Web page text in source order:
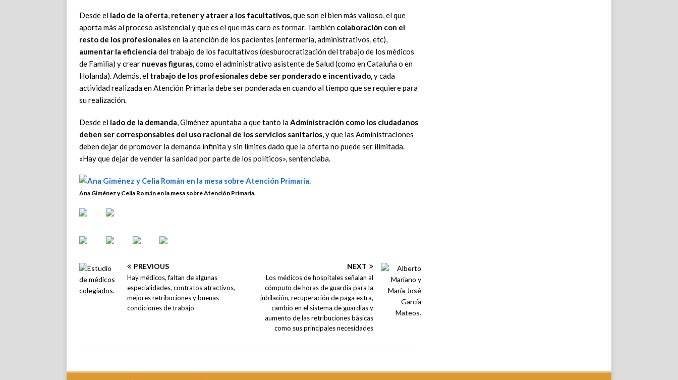
Desde el lado de la oferta, retener y atraer a los facultativos,que son el bien más valioso, el que
aporta más al proceso asistencial y que es el que más caro es formar. También colaboración con el
resto de los profesionalesen la atención de los pacientes (enfermería, administrativos, etc),
aumentar la eficiencia del trabajo de los facultativos (desburocratización del trabajo de los médicos
de Familia) y crear nuevas figuras,como el administrativo asistente de Salud (como en Cataluña o en
Holanda). Además, el trabajo de los profesionales debe ser ponderado e incentivado,y cada
actividad realizada en Atención Primaria debe ser ponderada en cuando al tiempo que se requiere para
su realización.
Desde el lado de la demanda, Giménez apuntaba a que tanto laAdministración como los ciudadanos
deben ser corresponsables del uso racional de los servicios sanitarios, y que las Administraciones
deben dejar de promover la demanda infinita y sin límites dado que la oferta no puede ser ilimitada.
«Hay que dejar de vender la sanidad por parte de los políticos», sentenciaba.
Ana Giménez y Celia Román en la mesa sobre Atención Primaria.
PREVIOUS
Hay médicos, faltan de algunas
especialidades, contratos atractivos,
mejores retribuciones y buenas
condiciones de trabajo
NEXT
Los médicos de hospitales señalan al
cómputo de horas de guardia para la
jubilación, recuperación de paga extra,
cambio en el sistema de guardias y
aumento de las retribuciones básicas
como sus principales necesidades